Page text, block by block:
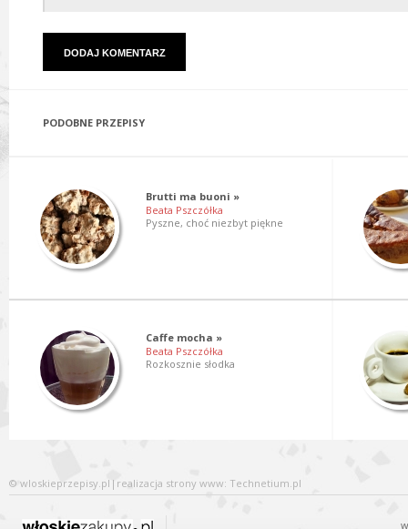
PODOBNE PRZEPISY
Brutti ma buoni »
Beata Pszczółka
Pyszne, choć niezbyt piękne
Caffe mocha »
Beata Pszczółka
Rozkosznie słodka
© wloskieprzepisy.pl | realizacja strony www: Technetium.pl